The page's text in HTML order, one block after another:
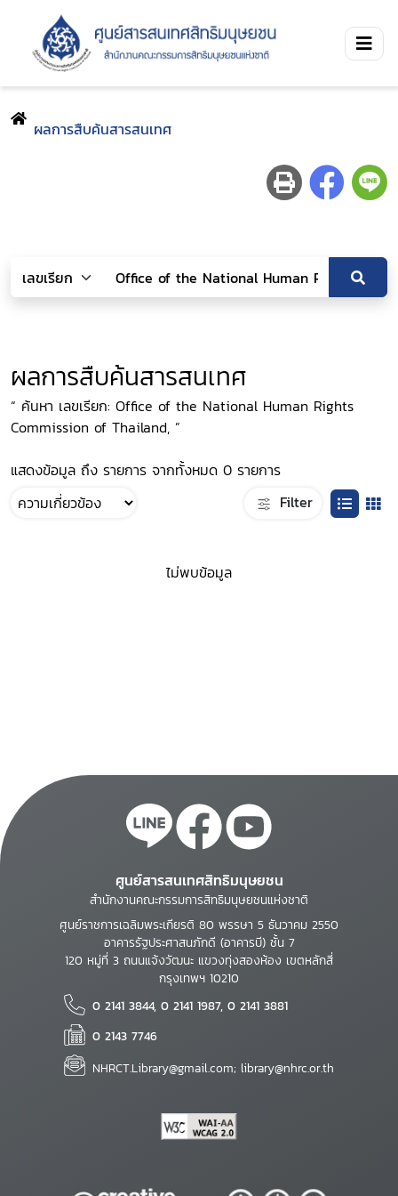
ผลการสืบค้นสารสนเทศ
ผลการสืบค้นสารสนเทศ
“ ค้นหา เลขเรียก: Office of the National Human Rights
Commission of Thailand, ”
แสดงข้อมูล ถึง รายการ จากทั้งหมด 0 รายการ
Filter
ไม่พบข้อมูล
ศูนย์สารสนเทศสิทธิมนุษยชน
สำนักงานคณะกรรมการสิทธิมนุษยชนแห่งชาติ
ศูนย์ราชการเฉลิมพระเกียรติ 80 พรรษา 5 ธันวาคม 2550
อาคารรัฐประศาสนภักดี (อาคารบี) ชั้น 7
120 หมู่ที่ 3 ถนนแจ้งวัฒนะ แขวงทุ่งสองห้อง เขตหลักสี่
กรุงเทพฯ 10210
0 2141 3844, 0 2141 1987, 0 2141 3881
0 2143 7746
NHRCT.Library@gmail.com; library@nhrc.or.th